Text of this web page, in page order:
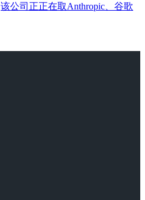
该公司正正在取Anthropic、谷歌